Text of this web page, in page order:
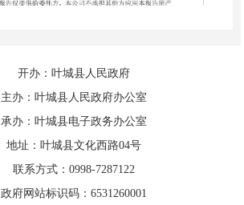
开办：叶城县人民政府
主办：叶城县人民政府办公室
承办：叶城县电子政务办公室
地址：叶城县文化西路04号
联系方式：0998-7287122
政府网站标识码：6531260001